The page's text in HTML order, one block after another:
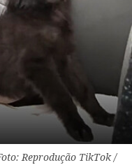
Reprodução TikTok /